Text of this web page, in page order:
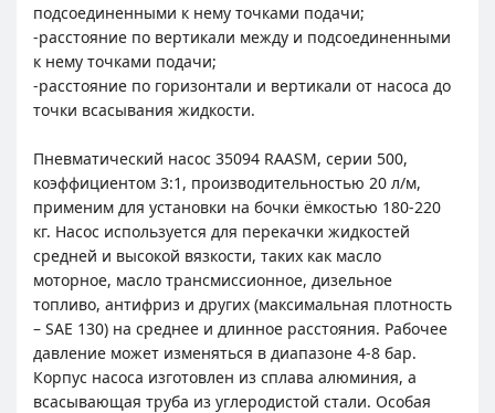
подсоединенными к нему точками подачи;
-расстояние по вертикали между и подсоединенными
к нему точками подачи;
-расстояние по горизонтали и вертикали от насоса до
точки всасывания жидкости.
Пневматический насос 35094 RAASM, серии 500,
коэффициентом 3:1, производительностью 20 л/м,
применим для установки на бочки ёмкостью 180-220
кг. Насос используется для перекачки жидкостей
средней и высокой вязкости, таких как масло
моторное, масло трансмиссионное, дизельное
топливо, антифриз и других (максимальная плотность
– SAE 130) на среднее и длинное расстояния. Рабочее
давление может изменяться в диапазоне 4-8 бар.
Корпус насоса изготовлен из сплава алюминия, а
всасывающая труба из углеродистой стали. Особая